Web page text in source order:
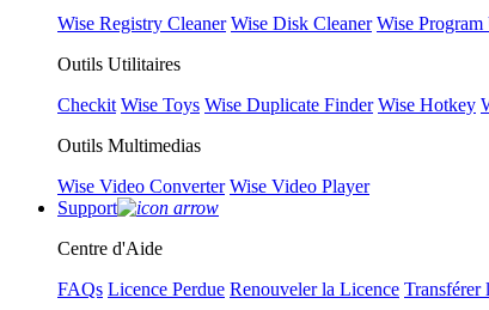
Wise Registry Cleaner Wise Disk Cleaner Wise
Outils Utilitaires
Checkit Wise Toys Wise Duplicate Finder Wise Hotkey
Outils Multimedias
Wise Video Converter Wise Video Player
Support
Centre d'Aide
FAQs Licence Perdue Renouveler la Licence Transférer